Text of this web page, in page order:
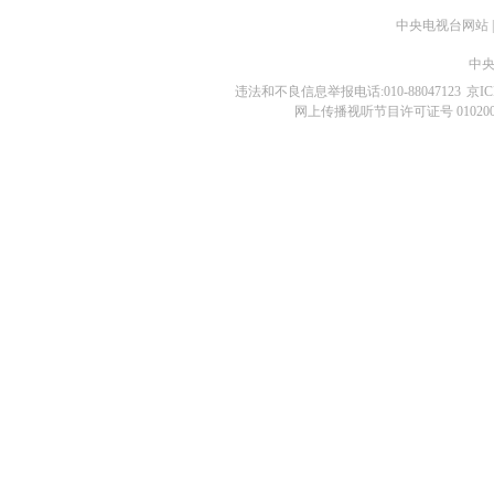
中央电视台网站
中
违法和不良信息举报电话:010-88047123 京
网上传播视听节目许可证号